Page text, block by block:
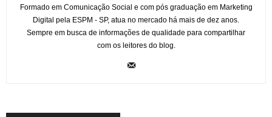
Formado em Comunicação Social e com pós graduação em Marketing
Digital pela ESPM - SP, atua no mercado há mais de dez anos.
Sempre em busca de informações de qualidade para compartilhar
com os leitores do blog.